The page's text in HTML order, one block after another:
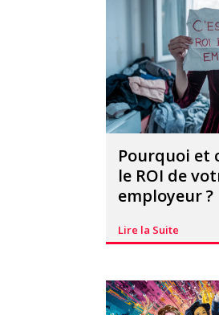
Pourquoi et
le ROI de
employeur ?
Lire la Suite